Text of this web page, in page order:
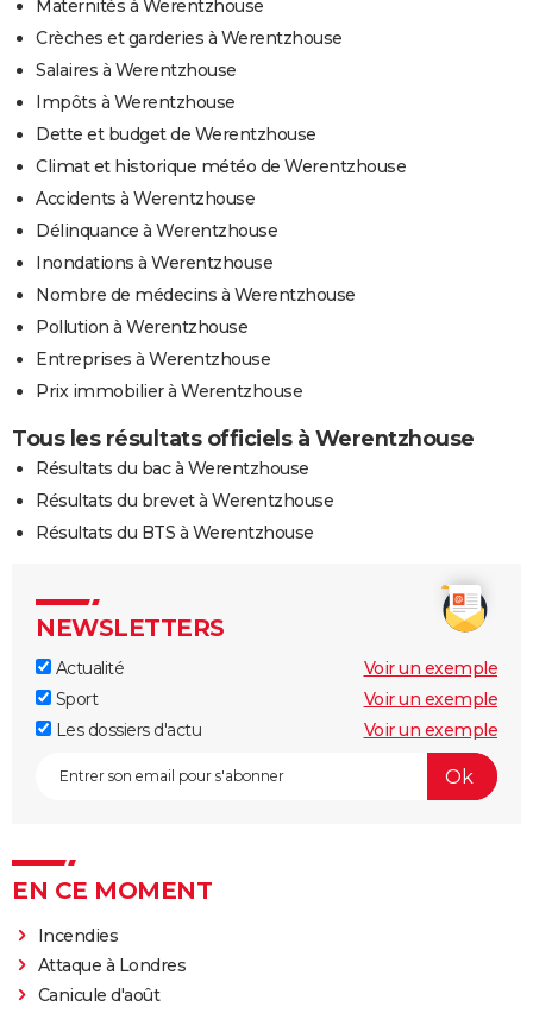
Maternités à Werentzhouse
Crèches et garderies à Werentzhouse
Salaires à Werentzhouse
Impôts à Werentzhouse
Dette et budget de Werentzhouse
Climat et historique météo de Werentzhouse
Accidents à Werentzhouse
Délinquance à Werentzhouse
Inondations à Werentzhouse
Nombre de médecins à Werentzhouse
Pollution à Werentzhouse
Entreprises à Werentzhouse
Prix immobilier à Werentzhouse
Tous les résultats officiels à Werentzhouse
Résultats du bac à Werentzhouse
Résultats du brevet à Werentzhouse
Résultats du BTS à Werentzhouse
NEWSLETTERS
Actualité
Voir un exemple
Sport
Voir un exemple
Les dossiers d'actu
Voir un exemple
EN CE MOMENT
Incendies
Attaque à Londres
Canicule d'août